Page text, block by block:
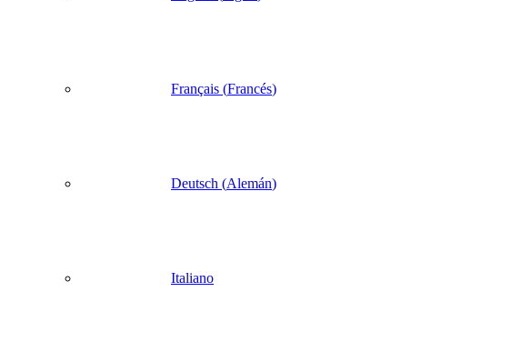
Français (Francés)
Deutsch (Alemán)
Italiano